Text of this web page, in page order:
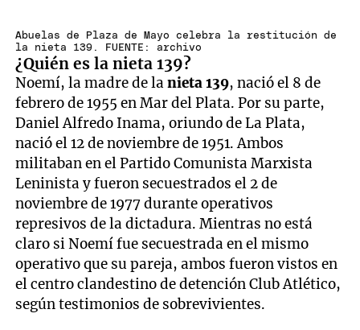
Abuelas de Plaza de Mayo celebra la restitución de
la nieta 139. FUENTE: archivo
¿Quién es la nieta 139?
Noemí, la madre de lanieta 139, nació el 8 de
febrero de 1955 en Mar del Plata. Por su parte,
Daniel Alfredo Inama, oriundo de La Plata,
nació el 12 de noviembre de 1951. Ambos
militaban en el Partido Comunista Marxista
Leninista y fueron secuestrados el 2 de
noviembre de 1977 durante operativos
represivos de la dictadura. Mientras no está
claro si Noemí fue secuestrada en el mismo
operativo que su pareja, ambos fueron vistos en
el centro clandestino de detención Club Atlético,
según testimonios de sobrevivientes.